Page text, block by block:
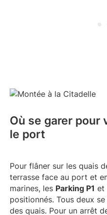
Où se garer pour
le port
Pour flâner sur les quais
terrasse face au port et
marines, les Parking P1 et
positionnés. Tous deux
des quais. Pour un arrêt